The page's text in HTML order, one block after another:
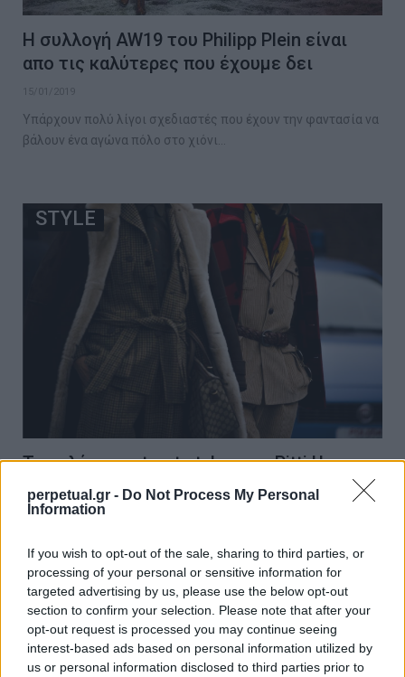
perpetual.gr - Do Not Process My Personal
Information
If you wish to opt-out of the sale, sharing to third parties, or
processing of your personal or sensitive information for
targeted advertising by us, please use the below opt-out
section to confirm your selection. Please note that after your
opt-out request is processed you may continue seeing
interest-based ads based on personal information utilized by
us or personal information disclosed to third parties prior to
Η συλλογή AW19 του Philipp Plein είναι
απο τις καλύτερες που έχουμε δει
15/01/2019
Υπάρχουν πολύ λίγοι σχεδιαστές που έχουν την φαντασία να
βάλουν ένα αγώνα πόλο στο χιόνι…
STYLE
Τα καλύτερα street styles του Pitti Uomo
AW19
10/01/2019
το Pitti Uomo Φθινόπωρο / Χειμώνας…
STYLE